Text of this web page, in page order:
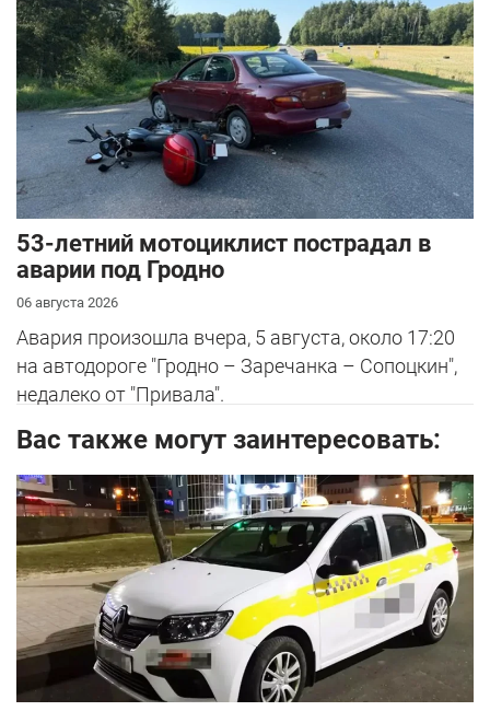
53-летний мотоциклист пострадал в
аварии под Гродно
06 августа 2026
Авария произошла вчера, 5 августа, около 17:20
на автодороге "Гродно – Заречанка – Сопоцкин",
недалеко от "Привала".
Вас также могут заинтересовать: